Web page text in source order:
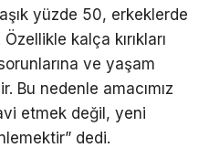
yüzde 50, erkeklerde
kalça kırıkları
ve yaşam
Bu nedenle amacımız
etmek değil, yeni
dedi.